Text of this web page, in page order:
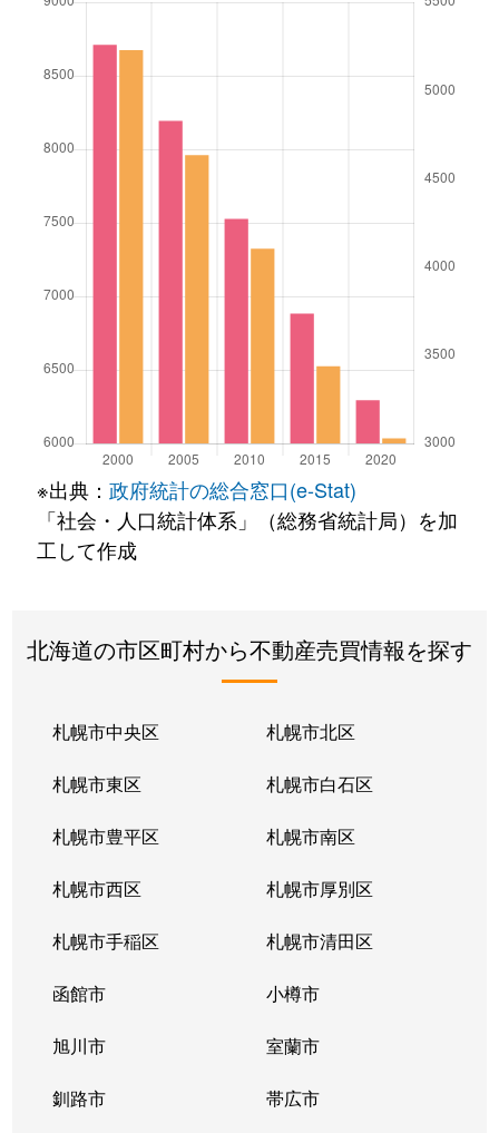
※出典： 政府統計の総合窓口(e-Stat)
「社会・人口統計体系」（総務省統計局）を加
工して作成
北海道の市区町村から不動産売買情報を探す
札幌市中央区 札幌市北区
札幌市東区 札幌市白石区
札幌市豊平区 札幌市南区
札幌市西区 札幌市厚別区
札幌市手稲区 札幌市清田区
函館市 小樽市
旭川市 室蘭市
釧路市 帯広市